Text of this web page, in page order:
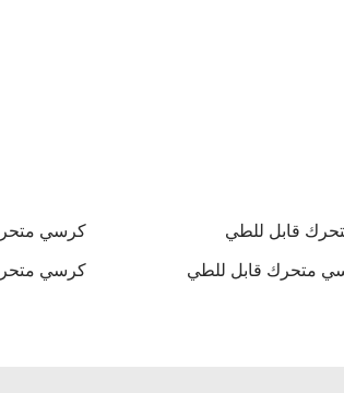
قابل للطي كرسي
متحرك قابل للطي كرسي